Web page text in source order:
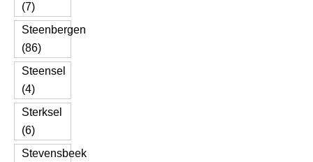
(7)
Steenbergen
(86)
Steensel
(4)
Sterksel
(6)
Stevensbeek